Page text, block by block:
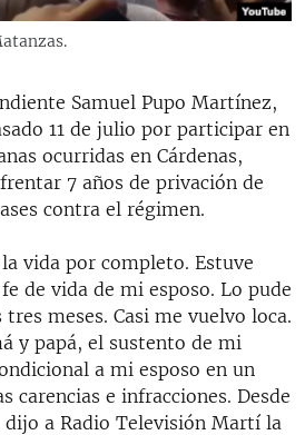
EN AMÉRICA LATINA
A UCRANIA
Samuel Pupo Martínez,
11 de julio por participar en
ocurridas en Cárdenas,
7 años de privación de
contra el régimen.
vida por completo. Estuve
de vida de mi esposo. Lo pude
meses. Casi me vuelvo loca.
y papá, el sustento de mi
a mi esposo en un
carencias e infracciones. Desde
a Radio Televisión Martí la